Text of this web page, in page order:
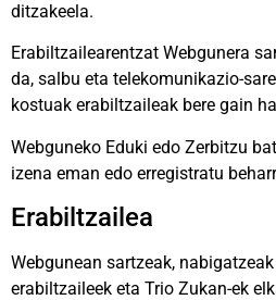
ditzakeela.
Erabiltzailearentzat Webgunera
da, salbu eta telekomunikazio-
kostuak erabiltzaileak bere gain
Webguneko Eduki edo Zerbitzu
izena eman edo erregistratu
Erabiltzailea
Webgunean sartzeak,
erabiltzaileek eta Trio Zukan-ek